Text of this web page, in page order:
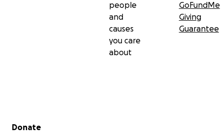
people
and
causes
you care
about
GoFundMe
Giving
Guarantee
Secondary menu
Donate